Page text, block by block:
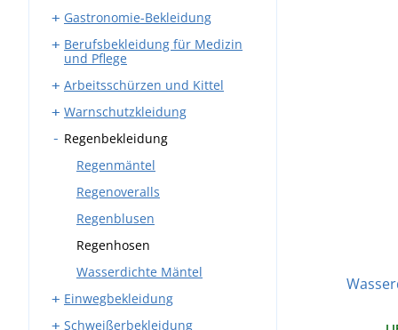
Gastronomie-Bekleidung
Arbeitshosen
Schürzen
Mäntel
Hemden und Blusen
Kochjacken
Kochmützen
Westen und Sweatshirts
Krawatten
Berufsbekleidung für Medizin
und Pflege
Kasacks
Medizinische Kittel
Medizinische Hosen
Westen und Sweatshirts
Arbeitsschürzen und Kittel
Schmiedeschürzen
Schweißerschürzen
Warnschutzkleidung
Warnwesten
Warnschutzjacken
Warnschutz T-Shirts
Warnschutz Sweatshirts
Warnschutzhosen
Warnschutz Rucksäcke
Warnschutz Caps und
Regenbekleidung
Regenmäntel
Regenoveralls
Regenblusen
Regenhosen
Wasserdichte Mäntel
Einwegbekleidung
Einweghauben
Schweißerbekleidung